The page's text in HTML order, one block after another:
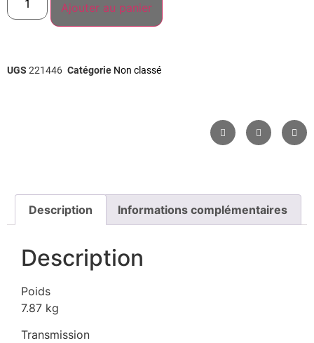
Ajouter au panier
UGS 221446 Catégorie Non classé
Description Informations complémentaires
Description
Poids
7.87 kg
Transmission